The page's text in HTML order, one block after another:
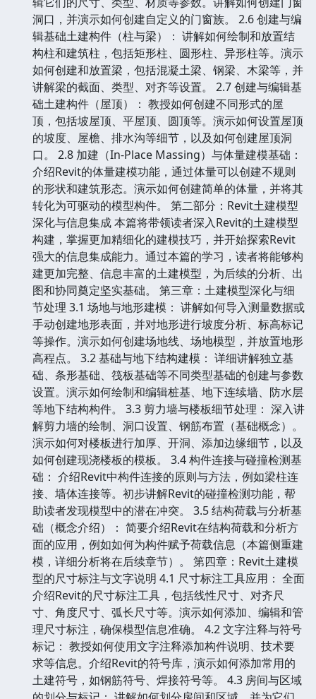
洞口，并演示如何创建自定义的门窗族。 2.6 创建与编
辑基础土建构件（柱与梁）： 讲解如何绘制和放置结
构柱和建筑柱，包括矩形柱、圆形柱、异形柱等。演示
如何创建和放置梁，包括混凝土梁、钢梁、木梁等，并
讲解梁的截面、类型、对齐等设置。 2.7 创建与编辑基
础土建构件（屋顶）： 教授如何创建不同形式的屋
顶，包括坡屋顶、平屋顶、圆顶等。演示如何设置屋顶
的坡度、屋檐、排水沟等细节，以及如何创建屋顶洞
口。 2.8 加建（In-Place Massing）与体量建模基础：
介绍Revit的体量建模功能，通过体量可以创建不规则
的形状和建筑形态。演示如何创建简单的体量，并将其
转化为可驱动的模型构件。 第二部分：Revit土建模型
深化与信息集成 本篇将带领读者深入Revit的土建模型
构建，掌握更加精细化的建模技巧，并开始探索Revit
强大的信息集成能力。通过本篇的学习，读者将能够构
建更加完整、信息丰富的土建模型，为后续的分析、出
图和协同奠定坚实基础。 第三章：土建模型深化与细
节处理 3.1 场地与地形建模： 讲解如何导入测量数据或
手动创建地形表面，并对地形进行坡度分析、标高标记
等操作。演示如何创建场地线、场地模型，并放置地形
高程点。 3.2 基础与地下结构建模： 详细讲解独立基
础、条形基础、筏板基础等不同类型基础的创建与参数
设置。演示如何绘制和编辑桩基、地下连续墙、防水层
等地下结构构件。 3.3 剪力墙与楼板细节处理： 深入讲
解剪力墙的绘制、洞口设置、钢筋布置（基础概念）。
演示如何对楼板进行加厚、开洞、添加边缘细节，以及
如何创建现浇楼板的模板。 3.4 构件连接与碰撞检测基
础： 介绍Revit中构件连接的原则与方法，例如梁柱连
接、墙体连接等。初步讲解Revit的碰撞检测功能，帮
助读者发现模型中的潜在冲突。 3.5 结构荷载与分析基
础（概念介绍）： 简要介绍Revit在结构荷载和分析方
面的应用，例如如何为构件赋予荷载信息（本篇侧重建
模，详细分析将在后续章节）。 第四章：Revit土建模
型的尺寸标注与文字说明 4.1 尺寸标注工具应用： 全面
介绍Revit的尺寸标注工具，包括线性尺寸、对齐尺
寸、角度尺寸、弧长尺寸等。演示如何添加、编辑和管
理尺寸标注，确保模型信息准确。 4.2 文字注释与符号
标记： 教授如何使用文字注释添加构件说明、技术要
求等信息。介绍Revit的符号库，演示如何添加常用的
土建符号，如钢筋符号、焊接符号等。 4.3 房间与区域